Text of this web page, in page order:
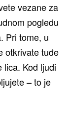
vezane za
pogledu
Pri tome, u
otkrivate tuđe
lica. Kod ljudi
– to je